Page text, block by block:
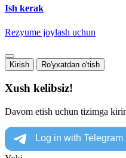
Ish kerak
Rezyume joylash uchun
Kirish Ro'yxatdan o'tish
Xush kelibsiz!
Davom etish uchun tizimga